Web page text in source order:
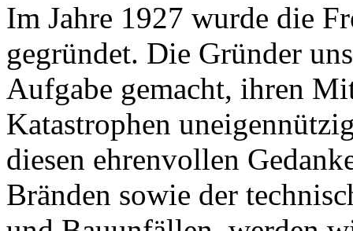
Im Jahre 1927 wurde die
gegründet. Die Gründer
Aufgabe gemacht, ihren
Katastrophen
diesen ehrenvollen
Bränden sowie der